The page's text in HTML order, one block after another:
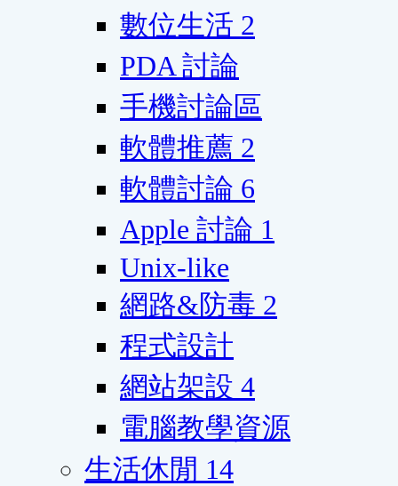
數位生活 2
PDA 討論
手機討論區
軟體推薦 2
軟體討論 6
Apple 討論 1
Unix-like
網路&防毒 2
程式設計
網站架設 4
電腦教學資源
生活休閒 14